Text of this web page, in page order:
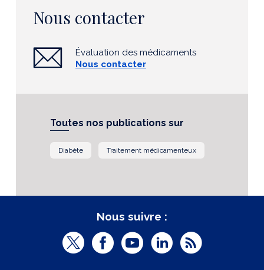
Nous contacter
Évaluation des médicaments
Nous contacter
Toutes nos publications sur
Diabète Traitement médicamenteux
Nous suivre :
T
F
Y
L
R